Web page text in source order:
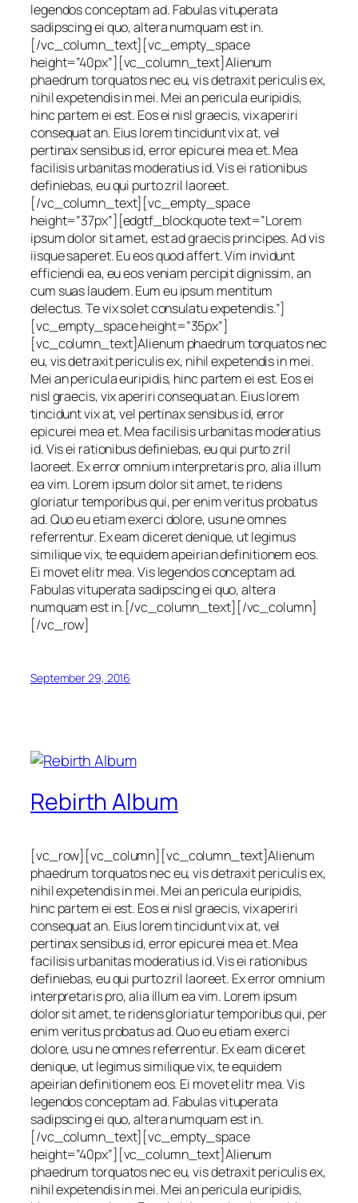
legendos conceptam ad. Fabulas vituperata
sadipscing ei quo, altera numquam est in.
[/vc_column_text][vc_empty_space
height=”40px”][vc_column_text]Alienum
phaedrum torquatos nec eu, vis detraxit periculis ex,
nihil expetendis in mei. Mei an pericula euripidis,
hinc partem ei est. Eos ei nisl graecis, vix aperiri
consequat an. Eius lorem tincidunt vix at, vel
pertinax sensibus id, error epicurei mea et. Mea
facilisis urbanitas moderatius id. Vis ei rationibus
definiebas, eu qui purto zril laoreet.
[/vc_column_text][vc_empty_space
height=”37px”][edgtf_blockquote text=”Lorem
ipsum dolor sit amet, est ad graecis principes. Ad vis
iisque saperet. Eu eos quod affert. Vim invidunt
efficiendi ea, eu eos veniam percipit dignissim, an
cum suas laudem. Eum eu ipsum mentitum
delectus. Te vix solet consulatu expetendis.”]
[vc_empty_space height=”35px”]
[vc_column_text]Alienum phaedrum torquatos nec
eu, vis detraxit periculis ex, nihil expetendis in mei.
Mei an pericula euripidis, hinc partem ei est. Eos ei
nisl graecis, vix aperiri consequat an. Eius lorem
tincidunt vix at, vel pertinax sensibus id, error
epicurei mea et. Mea facilisis urbanitas moderatius
id. Vis ei rationibus definiebas, eu qui purto zril
laoreet. Ex error omnium interpretaris pro, alia illum
ea vim. Lorem ipsum dolor sit amet, te ridens
gloriatur temporibus qui, per enim veritus probatus
ad. Quo eu etiam exerci dolore, usu ne omnes
referrentur. Ex eam diceret denique, ut legimus
similique vix, te equidem apeirian definitionem eos.
Ei movet elitr mea. Vis legendos conceptam ad.
Fabulas vituperata sadipscing ei quo, altera
numquam est in.[/vc_column_text][/vc_column]
[/vc_row]
September 29, 2016
Rebirth Album
[vc_row][vc_column][vc_column_text]Alienum
phaedrum torquatos nec eu, vis detraxit periculis ex,
nihil expetendis in mei. Mei an pericula euripidis,
hinc partem ei est. Eos ei nisl graecis, vix aperiri
consequat an. Eius lorem tincidunt vix at, vel
pertinax sensibus id, error epicurei mea et. Mea
facilisis urbanitas moderatius id. Vis ei rationibus
definiebas, eu qui purto zril laoreet. Ex error omnium
interpretaris pro, alia illum ea vim. Lorem ipsum
dolor sit amet, te ridens gloriatur temporibus qui, per
enim veritus probatus ad. Quo eu etiam exerci
dolore, usu ne omnes referrentur. Ex eam diceret
denique, ut legimus similique vix, te equidem
apeirian definitionem eos. Ei movet elitr mea. Vis
legendos conceptam ad. Fabulas vituperata
sadipscing ei quo, altera numquam est in.
[/vc_column_text][vc_empty_space
height=”40px”][vc_column_text]Alienum
phaedrum torquatos nec eu, vis detraxit periculis ex,
nihil expetendis in mei. Mei an pericula euripidis,